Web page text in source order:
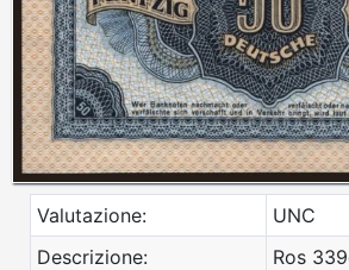
Valutazione:
UNC
Descrizione:
Ros